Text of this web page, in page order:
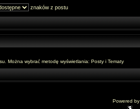
znaków z postu
Można wybrać metodę wyświetlania: Posty i Tematy
Powered by